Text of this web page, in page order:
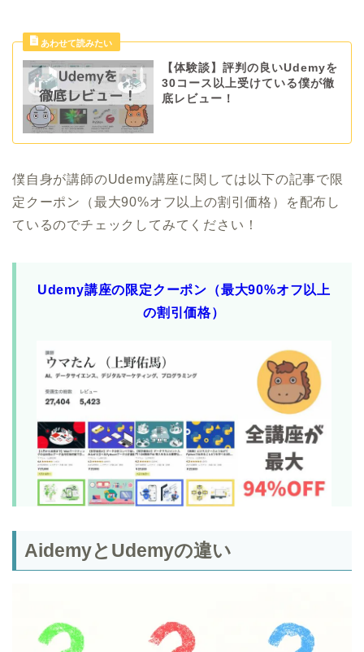
【体験談】評判の良いUdemyを
30コース以上受けている僕が徹
底レビュー！
僕自身が講師のUdemy講座に関しては以下の記事で限
定クーポン（最大90%オフ以上の割引価格）を配布し
ているのでチェックしてみてください！
Udemy講座の限定クーポン（最大90%オフ以上
の割引価格）
AidemyとUdemyの違い